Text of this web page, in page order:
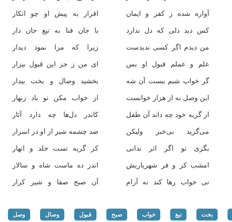
آواره شده ز كفر و ایمان اقرار به پیش او چو انكار
كس دید دلی كه دل ندارد با جان فنا به تیغ جان دار
من دیدم اگر كسی ندیدست زیرا كه مرا نمود دیدار
علم و عملم قبول او بس ای من ز جز این قبول بیزار
گر خواب شبم ببست آن شه بخشید وصال و بخت بیدار
این وصل به از هزار خوابست از خواب مكن تو یاد زنهار
از گریه خود چه داند آن طفل كاندر دل‌ها چه دارد آثار
می‌گرید بی‌خبر ولیكن صد چشمه شیر از او در اسرار
بگری تو اگر اثر ندانی كز گریه تست خلد و انهار
امشب كر و فر شهریاریش اندر ده ماست شاه و سالار
نی خواب رها كند نه آرام آن صبح صفا و شیر كرار
بخت تیغ خواب صبح قبول وصال وصل